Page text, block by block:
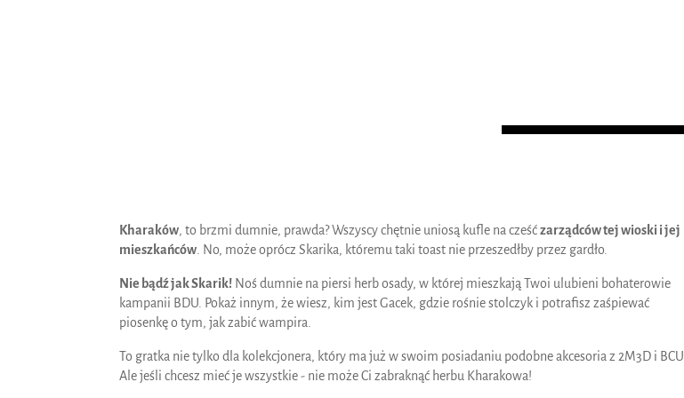
Kharaków , to brzmi dumnie, prawda? Wszyscy chętnie uniosą kufle na cześćzarządców tej wioski i jej
mieszkańców . No, może oprócz Skarika, któremu taki toast nie przeszedłby przez gardło.
Nie bądź jak Skarik! Noś dumnie na piersi herb osady, w której mieszkają Twoi ulubieni bohaterowie
kampanii BDU. Pokaż innym, że wiesz, kim jest Gacek, gdzie rośnie stolczyk i potrafisz zaśpiewać
piosenkę o tym, jak zabić wampira.
To gratka nie tylko dla kolekcjonera, który ma już w swoim posiadaniu podobne akcesoria z 2M3D i BCU.
Ale jeśli chcesz mieć je wszystkie - nie może Ci zabraknąć herbu Kharakowa!